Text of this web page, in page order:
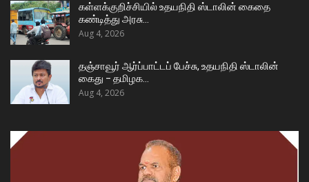
கள்ளக்குறிச்சியில் உதயநிதி ஸ்டாலின் கைதை
கண்டித்து அரசு…
Aug 4, 2026
தஞ்சாவூர் ஆர்ப்பாட்டப் பேச்சு, உதயநிதி ஸ்டாலின்
கைது – தமிழக…
Aug 4, 2026